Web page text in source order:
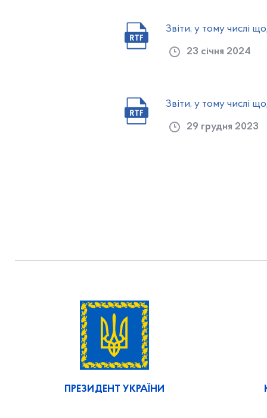
Звіти, у тому числі
23 січня 2024
Звіти, у тому числі
29 грудня 2023
ПРЕЗИДЕНТ УКРАЇНИ